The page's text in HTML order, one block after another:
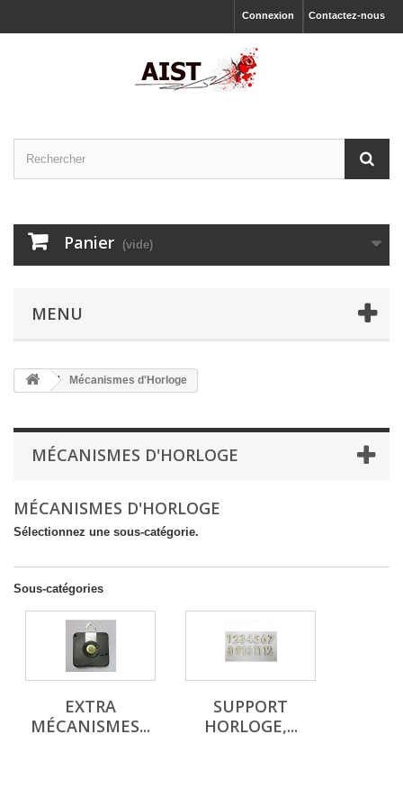
Contactez-nous
Connexion
Panier (vide)
MENU
Mécanismes d'Horloge
MÉCANISMES D'HORLOGE
MÉCANISMES D'HORLOGE
Sélectionnez une sous-catégorie.
Sous-catégories
EXTRA
MÉCANISMES...
SUPPORT
HORLOGE,...